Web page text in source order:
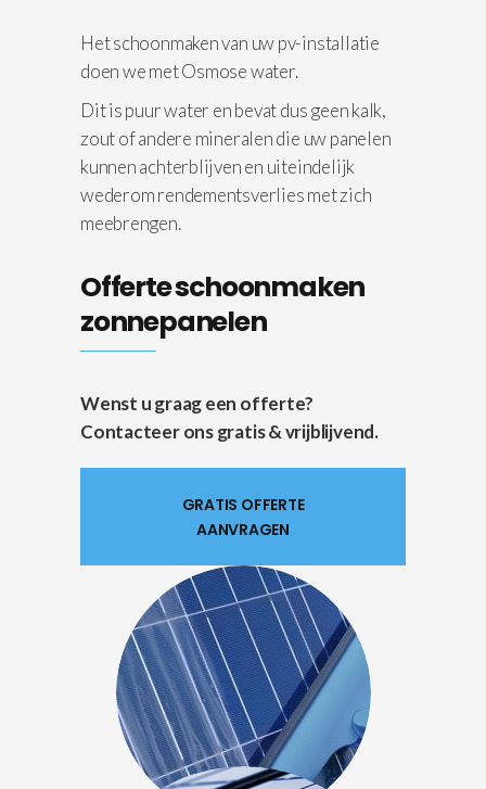
Het schoonmaken van uw pv-installatie
doen we met Osmose water.
Dit is puur water en bevat dus geen kalk,
zout of andere mineralen die uw panelen
kunnen achterblijven en uiteindelijk
wederom rendementsverlies met zich
meebrengen.
Offerte schoonmaken
zonnepanelen
Wenst u graag een offerte?
Contacteer ons gratis & vrijblijvend.
GRATIS OFFERTE
AANVRAGEN